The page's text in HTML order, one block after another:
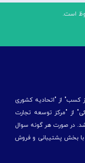
است.
کسب" از "اتحادیه کشوری
از "مركز توسعه تجارت
در صورت هر گونه سوال
با بخش پشتیبانی و فروش